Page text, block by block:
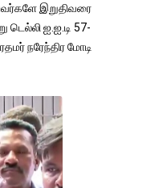
இறுதிவரை
டெல்லி ஐ.ஐ.டி 57-
நரேந்திர மோடி